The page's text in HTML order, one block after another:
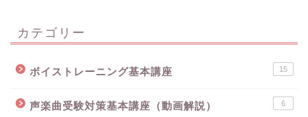
カテゴリー
ボイストレーニング基本講座 15
声楽曲受験対策基本講座（動画解説） 6